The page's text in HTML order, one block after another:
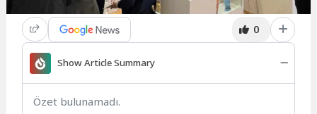
0
Show Article Summary
Özet bulunamadı.